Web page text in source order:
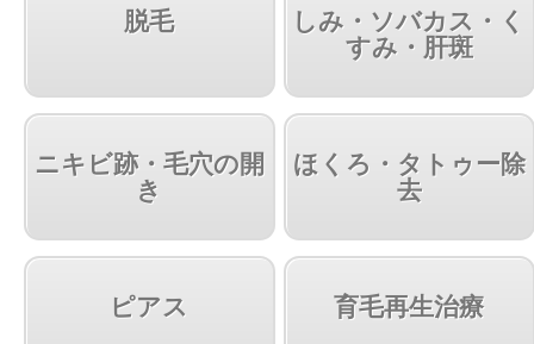
脱毛
しみ・ソバカス・く
すみ・肝斑
ニキビ跡・毛穴の開
き
ほくろ・タトゥー除
去
ピアス 育毛再生治療